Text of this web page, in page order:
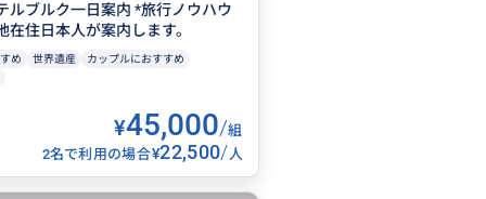
ルブルク一日案内 *旅行ノウハウ
在住日本人が案内します。
め 世界遺産 カップルにおすすめ
¥45,000/組
2名で利用の場合¥22,500/人